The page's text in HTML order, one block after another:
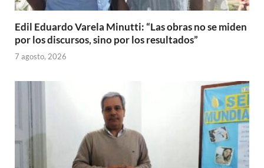
Edil Eduardo Varela Minutti: “Las obras no se miden
por los discursos, sino por los resultados”
7 agosto, 2026